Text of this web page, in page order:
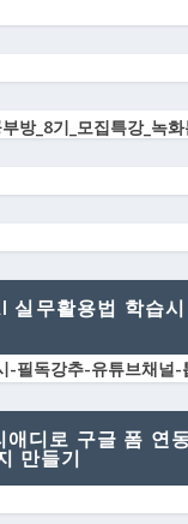
실무활용법 학습
디로 구글 폼 연
만들기